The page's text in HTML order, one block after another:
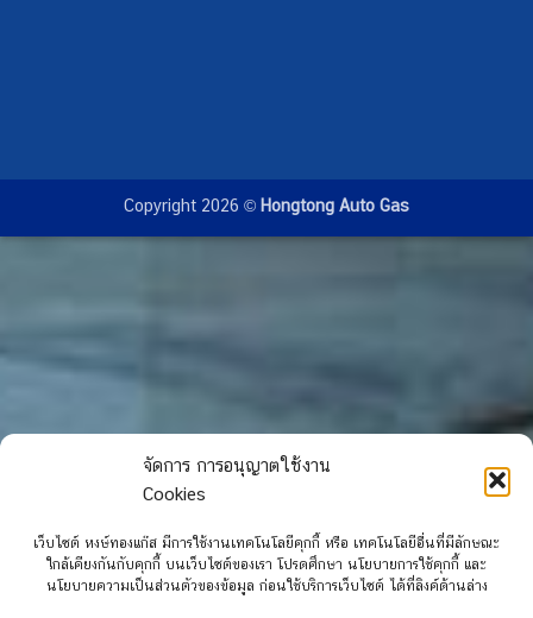
จัดการ การอนุญาตใช้งาน
Cookies
เว็บไซต์ หงษ์ทองแก๊ส มีการใช้งานเทคโนโลยีคุกกี้ หรือ เทคโนโลยีอื่นที่มีลักษณะ
ใกล้เคียงกันกับคุกกี้ บนเว็บไซต์ของเรา โปรดศึกษา นโยบายการใช้คุกกี้ และ
นโยบายความเป็นส่วนตัวของข้อมูล ก่อนใช้บริการเว็บไซต์ ได้ที่ลิงค์ด้านล่าง
Copyright 2026 © Hongtong Auto Gas